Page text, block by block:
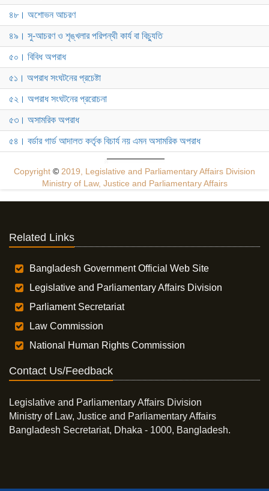
৪৮। অশোভন আচরণ
৪৯। সু-আচরণ ও শৃঙ্খলার পরিপন্থী কার্য বা বিচ্যুতি
৫০। বিবিধ অপরাধ
৫১। অপরাধ সংঘটনের প্রচেষ্টা
৫২। অপরাধ সংঘটনের প্ররোচনা
৫৩। অসামরিক অপরাধ
৫৪। বর্ডার গার্ড আদালত কর্তৃক বিচার্য নয় এমন অসামরিক অপরাধ
Copyright © 2019, Legislative and Parliamentary Affairs Division
Ministry of Law, Justice and Parliamentary Affairs
Related Links
Bangladesh Government Official Web Site
Legislative and Parliamentary Affairs Division
Parliament Secretariat
Law Commission
National Human Rights Commission
Contact Us/Feedback
Legislative and Parliamentary Affairs Division
Ministry of Law, Justice and Parliamentary Affairs
Bangladesh Secretariat, Dhaka - 1000, Bangladesh.